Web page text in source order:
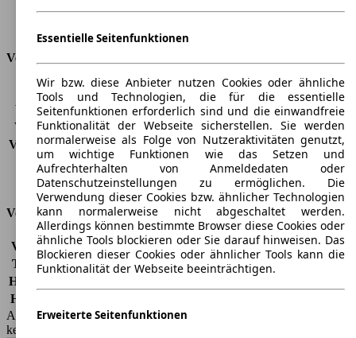
Verbrauch
CO2 Emissionen*
-
Verbrauch (Stadt)
-
Verbrauch (Land)
-
Verbrauch (komb.)* -
Schadstoffklasse
EU6d
Tankinhalt
46 l
Versicherungsklassen
Vollkasko -
Teilkasko -
Haftpflicht
HSN/TSN
AutoScout24 GmbH übernimmt für die Richtigkeit der Angaben
keine Gewähr.
Essentielle Seitenfunktionen
Wir bzw. diese Anbieter nutzen Cookies oder ähnliche
Tools und Technologien, die für die essentielle
Seitenfunktionen erforderlich sind und die einwandfreie
Funktionalität der Webseite sicherstellen. Sie werden
normalerweise als Folge von Nutzeraktivitäten genutzt,
um wichtige Funktionen wie das Setzen und
Aufrechterhalten von Anmeldedaten oder
Datenschutzeinstellungen zu ermöglichen. Die
Verwendung dieser Cookies bzw. ähnlicher Technologien
kann normalerweise nicht abgeschaltet werden.
Allerdings können bestimmte Browser diese Cookies oder
ähnliche Tools blockieren oder Sie darauf hinweisen. Das
Blockieren dieser Cookies oder ähnlicher Tools kann die
Funktionalität der Webseite beeinträchtigen.
Erweiterte Seitenfunktionen